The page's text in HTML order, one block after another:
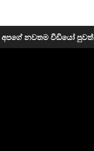
අපගේ නවතම වීඩියෝ පුවත්